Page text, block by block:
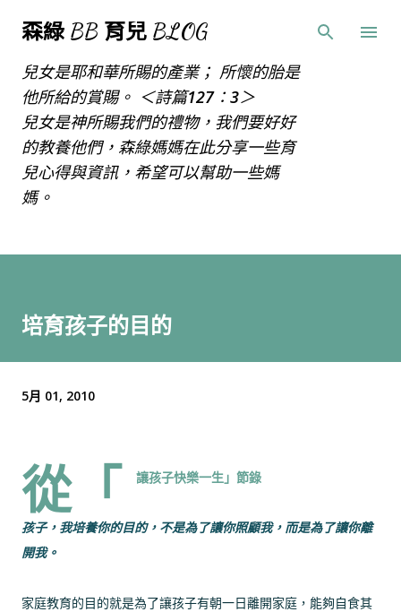
跳到主要內容
森綠 BB 育兒 BLOG
兒女是耶和華所賜的產業； 所懷的胎是
他所給的賞賜。 ＜詩篇127：3＞
兒女是神所賜我們的禮物，我們要好好
的教養他們，森綠媽媽在此分享一些育
兒心得與資訊，希望可以幫助一些媽
媽。
培育孩子的目的
5月 01, 2010
從「 讓孩子快樂一生」節錄
孩子，我培養你的目的，不是為了讓你照顧我，而是為了讓你離
開我。
家庭教育的目的就是為了讓孩子有朝一日離開家庭，能夠自食其